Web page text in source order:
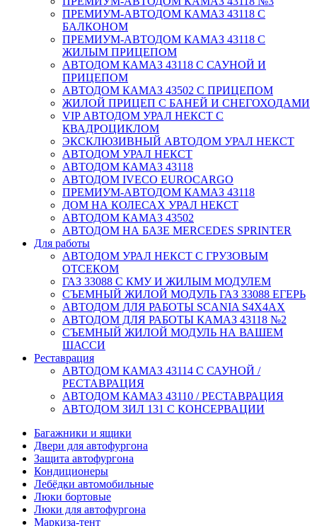
ПРЕМИУМ-АВТОДОМ КАМАЗ 43118 С
БАЛКОНОМ
ПРЕМИУМ-АВТОДОМ КАМАЗ 43118 С
ЖИЛЫМ ПРИЦЕПОМ
АВТОДОМ КАМАЗ 43118 С САУНОЙ И
ПРИЦЕПОМ
АВТОДОМ КАМАЗ 43502 С ПРИЦЕПОМ
ЖИЛОЙ ПРИЦЕП С БАНЕЙ И СНЕГОХОДАМИ
VIP АВТОДОМ УРАЛ НЕКСТ С
КВАДРОЦИКЛОМ
ЭКСКЛЮЗИВНЫЙ АВТОДОМ УРАЛ НЕКСТ
АВТОДОМ УРАЛ НЕКСТ
АВТОДОМ КАМАЗ 43118
АВТОДОМ IVECO EUROCARGO
ПРЕМИУМ-АВТОДОМ КАМАЗ 43118
ДОМ НА КОЛЕСАХ УРАЛ НЕКСТ
АВТОДОМ КАМАЗ 43502
АВТОДОМ НА БАЗЕ MERCEDES SPRINTER
Для работы
АВТОДОМ УРАЛ НЕКСТ С ГРУЗОВЫМ
ОТСЕКОМ
ГАЗ 33088 С КМУ И ЖИЛЫМ МОДУЛЕМ
СЪЕМНЫЙ ЖИЛОЙ МОДУЛЬ ГАЗ 33088 ЕГЕРЬ
АВТОДОМ ДЛЯ РАБОТЫ SCANIA S4X4AX
АВТОДОМ ДЛЯ РАБОТЫ КАМАЗ 43118 №2
СЪЕМНЫЙ ЖИЛОЙ МОДУЛЬ НА ВАШЕМ
ШАССИ
Реставрация
АВТОДОМ КАМАЗ 43114 С САУНОЙ /
РЕСТАВРАЦИЯ
АВТОДОМ КАМАЗ 43110 / РЕСТАВРАЦИЯ
АВТОДОМ ЗИЛ 131 С КОНСЕРВАЦИИ
Багажники и ящики
Двери для автофургона
Защита автофургона
Кондиционеры
Лебёдки автомобильные
Люки бортовые
Люки для автофургона
Маркиза-тент